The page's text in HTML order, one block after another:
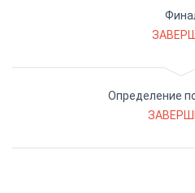
Определение